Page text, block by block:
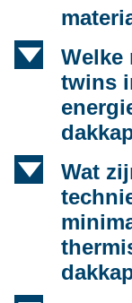
d
Welke
twins
d
Wat